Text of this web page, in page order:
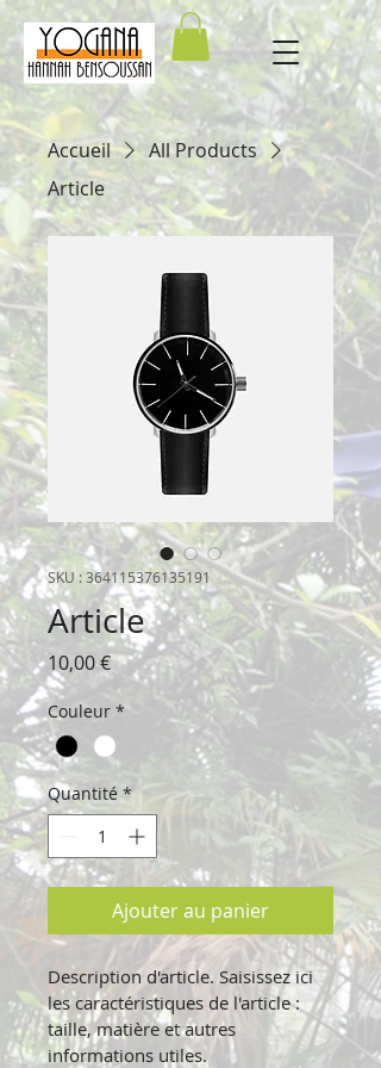
Accueil
All Products
Article
SKU : 364115376135191
Article
10,00 €Prix
Couleur *
Quantité *
Ajouter au panier
Description d'article. Saisissez ici
les caractéristiques de l'article :
taille, matière et autres
informations utiles.